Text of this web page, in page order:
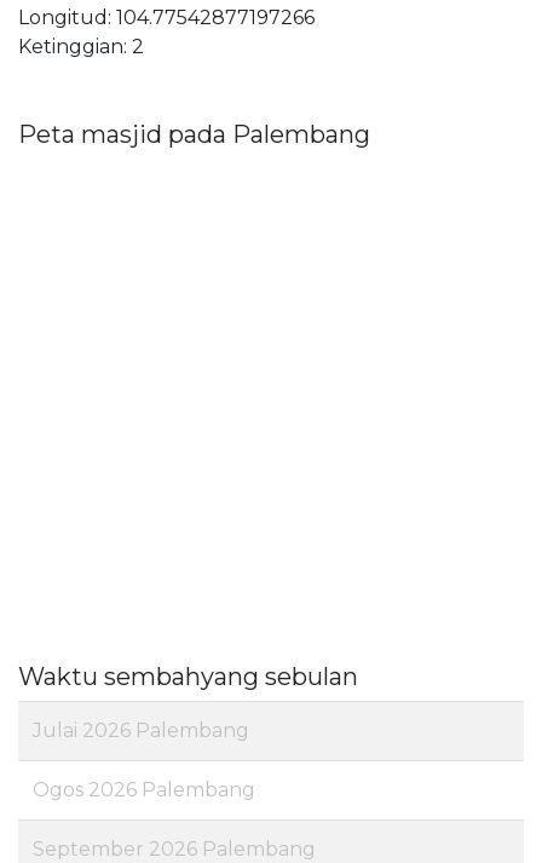
Longitud: 104.77542877197266
Ketinggian: 2
Peta masjid pada Palembang
Waktu sembahyang sebulan
Julai 2026 Palembang
Ogos 2026 Palembang
September 2026 Palembang